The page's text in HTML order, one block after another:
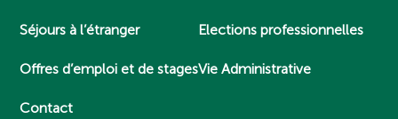
Séjours à l’étranger
Offres d’emploi et de stages
Contact
Elections professionnelles
Vie Administrative